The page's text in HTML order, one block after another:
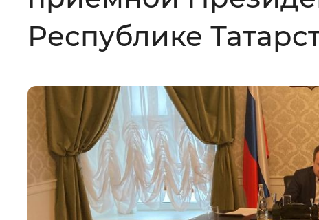
Цвет сайта
Звуковой ассистент:
Вернуть стандартные настройки
Республике